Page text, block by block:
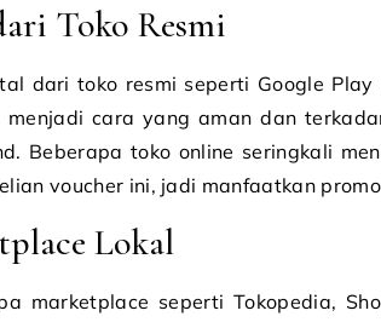
Toko Resmi
dari toko resmi seperti Google
menjadi cara yang aman dan
Beberapa toko online seringkali
voucher ini, jadi manfaatkan
Lokal
marketplace seperti Tokopedia,